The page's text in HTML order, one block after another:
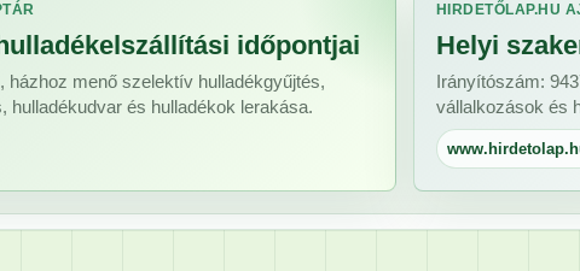
időpontjai
házhoz menő szelektív hulladékgyűjtés,
hulladékudvar és hulladékok lerakása.
HIRDETŐLAP.HU
Helyi
Irányítószám:
vállalkozások és